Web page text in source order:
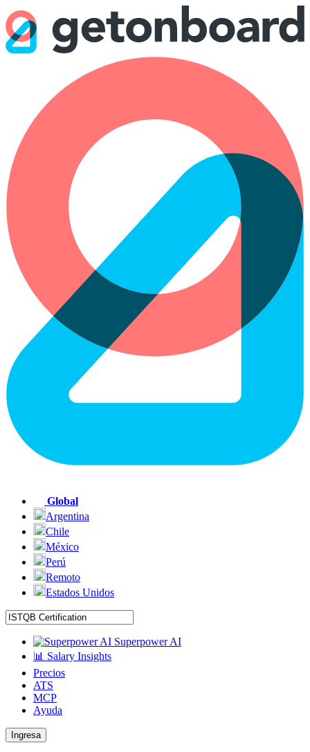
Global
Argentina
Chile
México
Perú
Remoto
Estados Unidos
Superpower AI
📊 Salary Insights
Precios
ATS
MCP
Ayuda
Ingresa